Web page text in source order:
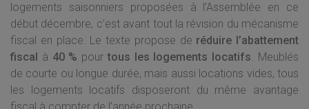
logements saisonniers proposées à l’Assemblée en ce
début décembre, c’est avant tout la révision du mécanisme
fiscal en place. Le texte propose de réduire l’abattement
fiscal à 40 % pourtous les logements locatifs. Meublés
de courte ou longue durée, mais aussi locations vides, tous
les logements locatifs disposeront du même avantage